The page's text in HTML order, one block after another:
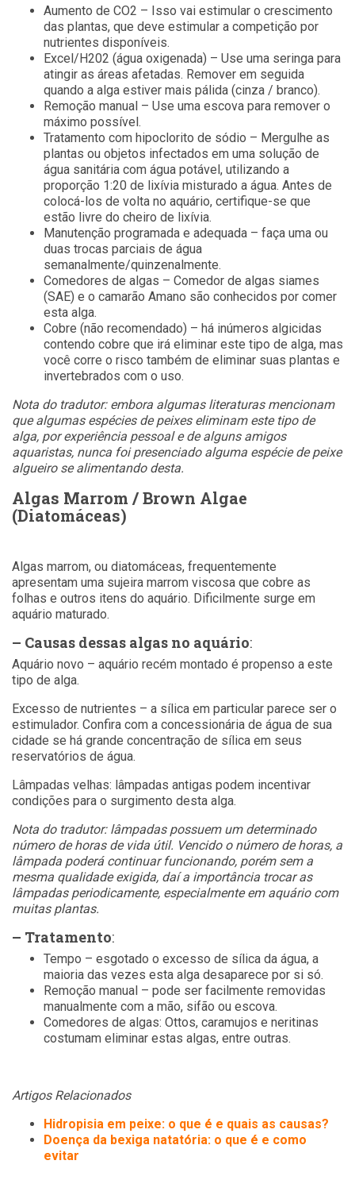
Aumento de CO2 – Isso vai estimular o crescimento
das plantas, que deve estimular a competição por
nutrientes disponíveis.
Excel/H202 (água oxigenada) – Use uma seringa para
atingir as áreas afetadas. Remover em seguida
quando a alga estiver mais pálida (cinza / branco).
Remoção manual – Use uma escova para remover o
máximo possível.
Tratamento com hipoclorito de sódio – Mergulhe as
plantas ou objetos infectados em uma solução de
água sanitária com água potável, utilizando a
proporção 1:20 de lixívia misturado a água. Antes de
colocá-los de volta no aquário, certifique-se que
estão livre do cheiro de lixívia.
Manutenção programada e adequada – faça uma ou
duas trocas parciais de água
semanalmente/quinzenalmente.
Comedores de algas – Comedor de algas siames
(SAE) e o camarão Amano são conhecidos por comer
esta alga.
Cobre (não recomendado) – há inúmeros algicidas
contendo cobre que irá eliminar este tipo de alga, mas
você corre o risco também de eliminar suas plantas e
invertebrados com o uso.
Nota do tradutor: embora algumas literaturas mencionam
que algumas espécies de peixes eliminam este tipo de
alga, por experiência pessoal e de alguns amigos
aquaristas, nunca foi presenciado alguma espécie de peixe
algueiro se alimentando desta.
Algas Marrom / Brown Algae
(Diatomáceas)
Algas marrom, ou diatomáceas, frequentemente
apresentam uma sujeira marrom viscosa que cobre as
folhas e outros itens do aquário. Dificilmente surge em
aquário maturado.
– Causas dessas algas no aquário:
Aquário novo – aquário recém montado é propenso a este
tipo de alga.
Excesso de nutrientes – a sílica em particular parece ser o
estimulador. Confira com a concessionária de água de sua
cidade se há grande concentração de sílica em seus
reservatórios de água.
Lâmpadas velhas: lâmpadas antigas podem incentivar
condições para o surgimento desta alga.
Nota do tradutor: lâmpadas possuem um determinado
número de horas de vida útil. Vencido o número de horas, a
lâmpada poderá continuar funcionando, porém sem a
mesma qualidade exigida, daí a importância trocar as
lâmpadas periodicamente, especialmente em aquário com
muitas plantas.
– Tratamento:
Tempo – esgotado o excesso de sílica da água, a
maioria das vezes esta alga desaparece por si só.
Remoção manual – pode ser facilmente removidas
manualmente com a mão, sifão ou escova.
Comedores de algas: Ottos, caramujos e neritinas
costumam eliminar estas algas, entre outras.
Artigos Relacionados
Hidropisia em peixe: o que é e quais as causas?
Doença da bexiga natatória: o que é e como
evitar